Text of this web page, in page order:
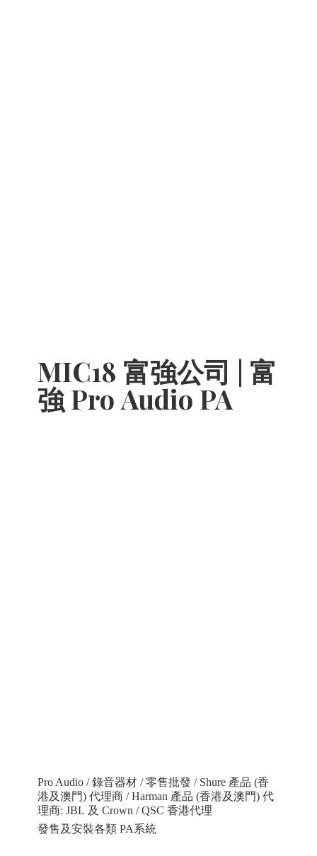
MIC18 富強公司 | 富
強 Pro Audio PA
Pro Audio / 錄音器材 / 零售批發 / Shure 產品 (香
港及澳門) 代理商 / Harman 產品 (香港及澳門) 代
理商: JBL 及 Crown / QSC 香港代理
發售及安裝各類 PA系統